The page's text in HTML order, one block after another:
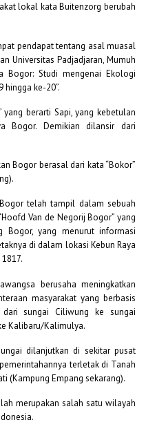
lokal kata Buitenzorg berubah
pendapat tentang asal muasal
Universitas Padjadjaran, Mumuh
Bogor: Studi mengenai Ekologi
hingga ke-20”.
yang berarti Sapi, yang kebetulan
Bogor. Demikian dilansir dari
Bogor berasal dari kata “Bokor”
telah tampil dalam sebuah
Van de Negorij Bogor” yang
Bogor, yang menurut informasi
di dalam lokasi Kebun Raya
berusaha meningkatkan
masyarakat yang berbasis
sungai Ciliwung ke sungai
Kalibaru/Kalimulya.
dilanjutkan di sekitar pusat
terletak di Tanah
(Kampung Empang sekarang).
merupakan salah satu wilayah